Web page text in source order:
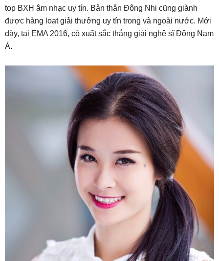
top BXH âm nhạc uy tín. Bản thân Đông Nhi cũng giành
được hàng loạt giải thưởng uy tín trong và ngoài nước. Mới
đây, tại EMA 2016, cô xuất sắc thắng giải nghệ sĩ Đông Nam
Á.